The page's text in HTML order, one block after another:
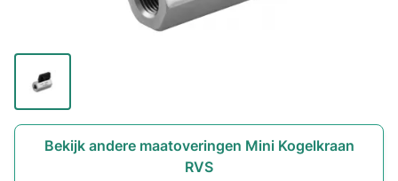
Bekijk andere maatoveringen Mini Kogelkraan
RVS